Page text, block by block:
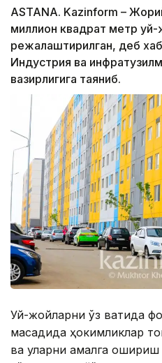
ASTANA. Kazinform –
миллион квадрат метр
режалаштирилган, деб
Индустрия ва
вазирлигига таяниб.
Уй-жойларни ўз вақтида
мақсадида ҳокимликлар
ва уларни амалга